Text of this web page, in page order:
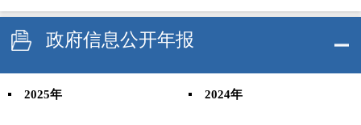
政府信息公开年报
2025年 2024年